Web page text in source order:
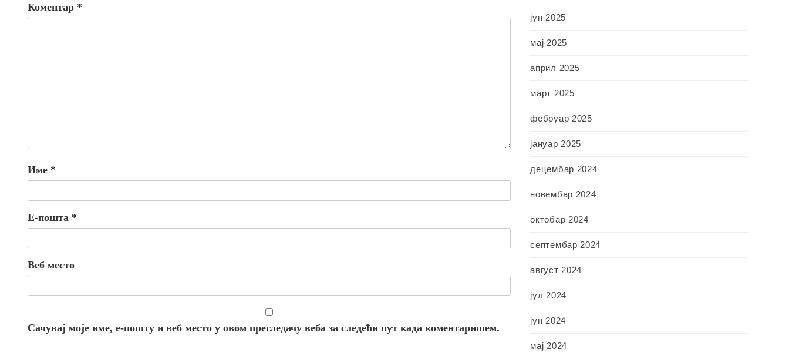
Коментар *
Име *
Е-пошта *
Веб место
Сачувај моје име, е-пошту и веб место у овом прегледачу веба за следећи пут када коментаришем.
јун 2025
мај 2025
април 2025
март 2025
фебруар 2025
јануар 2025
децембар 2024
новембар 2024
октобар 2024
септембар 2024
август 2024
јул 2024
јун 2024
мај 2024